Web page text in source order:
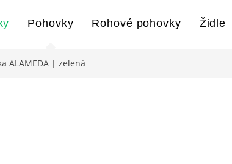
Pohovky Rohové pohovky Židle
ALAMEDA | zelená